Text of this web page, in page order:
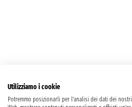
Utilizziamo i cookie
Potremmo posizionarli per l'analisi dei dati dei